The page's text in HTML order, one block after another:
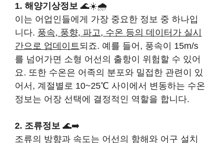
1. 해양기상정보 🌊☀️🌧️
이는 어업인들에게 가장 중요한 정보 중 하나입
니다. 풍속, 풍향, 파고, 수온 등의 데이터가 실시
간으로 업데이트 되죠. 예를 들어, 풍속이 15m/s
를 넘어가면 소형 어선의 출항이 위험할 수 있어
요. 또한 수온은 어족의 분포와 밀접한 관련이 있
어서, 계절별로 10~25℃ 사이에서 변동하는 수온
정보는 어장 선택에 결정적인 역할을 합니다.
2. 조류정보 🌊➡️
조류의 방향과 속도는 어선의 항해와 어구 설치